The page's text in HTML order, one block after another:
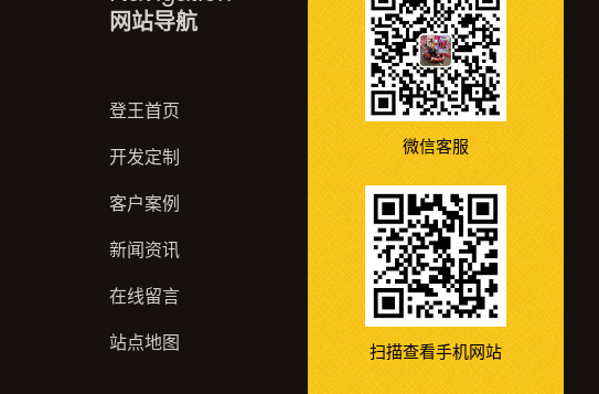
网站导航
登王首页
开发定制
客户案例
新闻资讯
在线留言
站点地图
微信客服
扫描查看手机网站